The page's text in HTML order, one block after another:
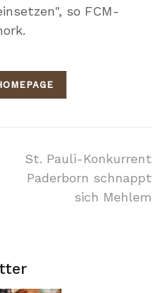
so FCM-
St. Pauli-Konkurrent
Paderborn schnappt
sich Mehlem